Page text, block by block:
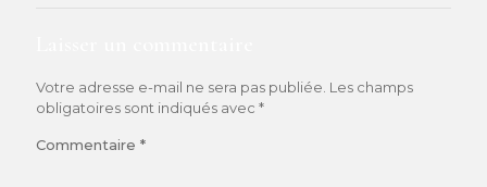
Votre adresse e-mail ne sera pas publiée. Les champs
obligatoires sont indiqués avec *
Commentaire *